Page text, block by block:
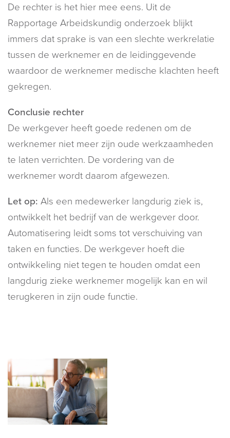
De rechter is het hier mee eens. Uit de
Rapportage Arbeidskundig onderzoek blijkt
immers dat sprake is van een slechte werkrelatie
tussen de werknemer en de leidinggevende
waardoor de werknemer medische klachten heeft
gekregen.
Conclusie rechter
De werkgever heeft goede redenen om de
werknemer niet meer zijn oude werkzaamheden
te laten verrichten. De vordering van de
werknemer wordt daarom afgewezen.
Let op: Als een medewerker langdurig ziek is,
ontwikkelt het bedrijf van de werkgever door.
Automatisering leidt soms tot verschuiving van
taken en functies. De werkgever hoeft die
ontwikkeling niet tegen te houden omdat een
langdurig zieke werknemer mogelijk kan en wil
terugkeren in zijn oude functie.